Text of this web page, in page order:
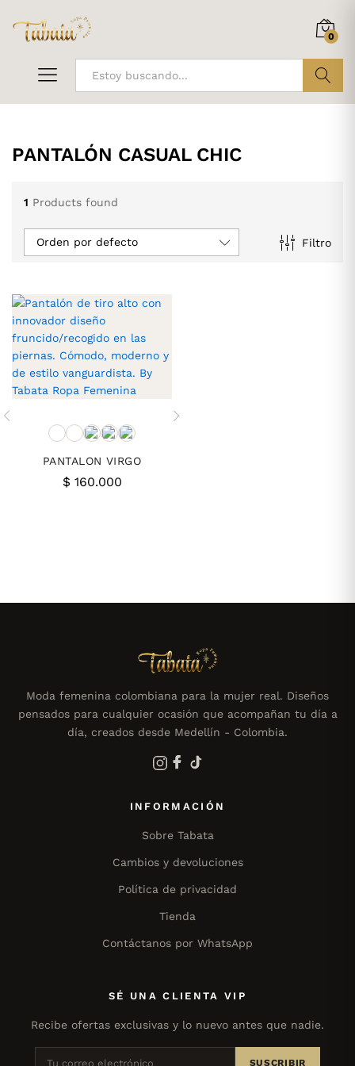
0
PANTALÓN CASUAL CHIC
1 Products found
Filtro
Orden por defecto
PANTALON VIRGO
$ 160.000
Moda femenina colombiana para la mujer real. Diseños
pensados para cualquier ocasión que acompañan tu día a
día, creados desde Medellín - Colombia.
INFORMACIÓN
Sobre Tabata
Cambios y devoluciones
Política de privacidad
Tienda
Contáctanos por WhatsApp
SÉ UNA CLIENTA VIP
Recibe ofertas exclusivas y lo nuevo antes que nadie.
SUSCRIBIR